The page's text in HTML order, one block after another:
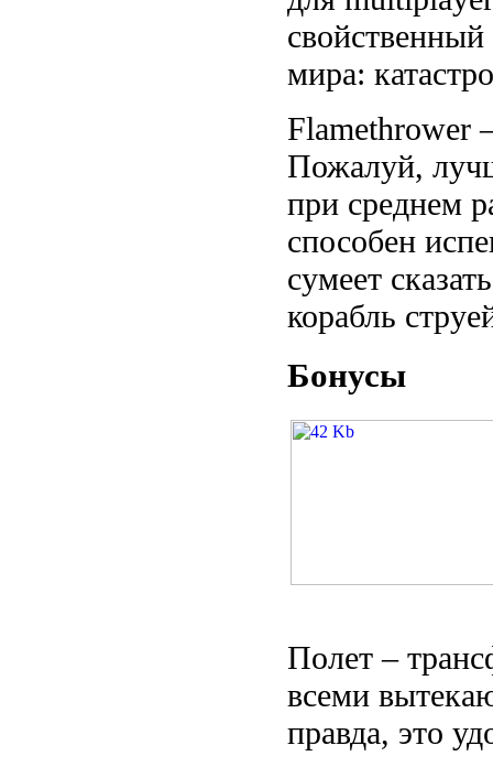
свойственный
мира:
Flamethrower
Пожалуй,
при среднем
способен
сумеет
корабль
Бонусы
Полет –
всеми
правда, это